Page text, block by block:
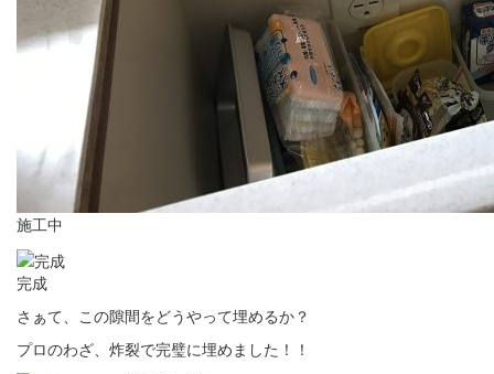
施工中
完成
さぁて、この隙間をどうやって埋めるか？
プロのわざ、炸裂で完璧に埋めました！！